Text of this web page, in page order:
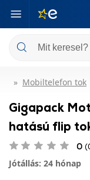
Mobiltelefon tok
Gigapack
hatású flip
0
Jótállás: 24 hónap